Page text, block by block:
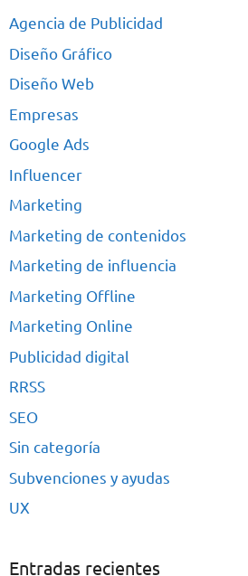
Agencia de Publicidad
Diseño Gráfico
Diseño Web
Empresas
Google Ads
Influencer
Marketing
Marketing de contenidos
Marketing de influencia
Marketing Offline
Marketing Online
Publicidad digital
RRSS
SEO
Sin categoría
Subvenciones y ayudas
UX
Entradas recientes